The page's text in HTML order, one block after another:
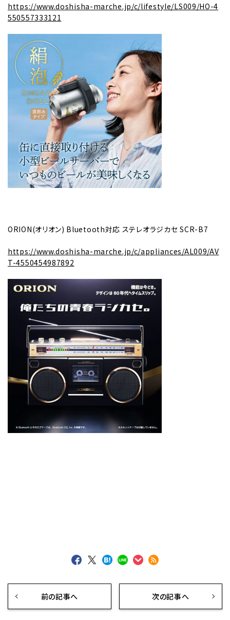
https://www.doshisha-marche.jp/c/lifestyle/LS009/HO-4
550557333121
ORION(オリオン) Bluetooth対応 ステレオラジカセ SCR-B7
https://www.doshisha-marche.jp/c/appliances/AL009/AV
T-4550454987892
前の記事へ 次の記事へ